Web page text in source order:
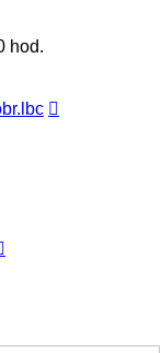
hod.